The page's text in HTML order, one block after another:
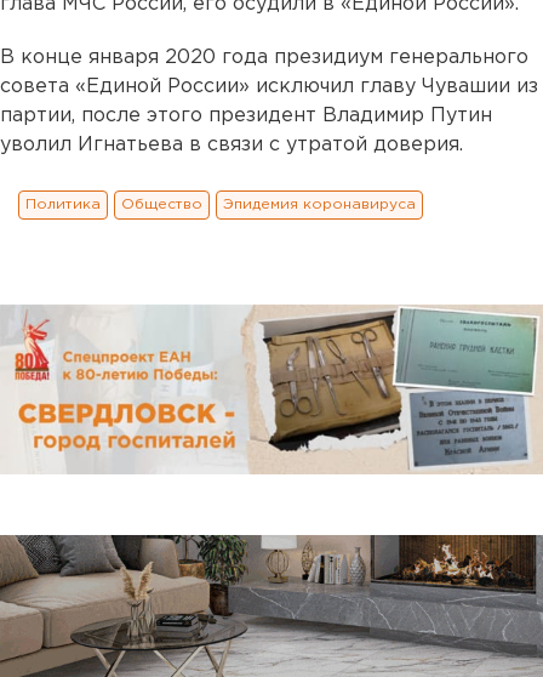
глава МЧС России, его осудили в «Единой России».
В конце января 2020 года президиум генерального
совета «Единой России» исключил главу Чувашии из
партии, после этого президент Владимир Путин
уволил Игнатьева в связи с утратой доверия.
Политика Общество Эпидемия коронавируса